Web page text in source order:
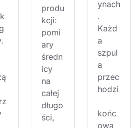
produ
kcji:
pomi
ary
średn
icy
na
całej
długo
ści,
ynach
.
Każd
a
szpul
a
przec
hodzi
końc
ową